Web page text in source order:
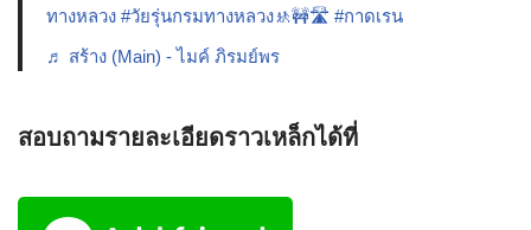
ทางหลวง #วัยรุ่นกรมทางหลวง🚸🚧🛣️ #กาดเรน
♬ สร้าง (Main) - ไมค์ ภิรมย์พร
สอบถามรายละเอียดราวเหล็กได้ที่